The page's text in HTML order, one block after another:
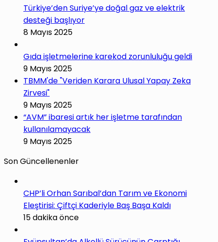
Türkiye’den Suriye’ye doğal gaz ve elektrik
desteği başlıyor
8 Mayıs 2025
Gıda işletmelerine karekod zorunluluğu geldi
9 Mayıs 2025
TBMM'de "Veriden Karara Ulusal Yapay Zeka
Zirvesi"
9 Mayıs 2025
“AVM” ibaresi artık her işletme tarafından
kullanılamayacak
9 Mayıs 2025
Son Güncellenenler
CHP’li Orhan Sarıbal’dan Tarım ve Ekonomi
Eleştirisi: Çiftçi Kaderiyle Baş Başa Kaldı
15 dakika önce